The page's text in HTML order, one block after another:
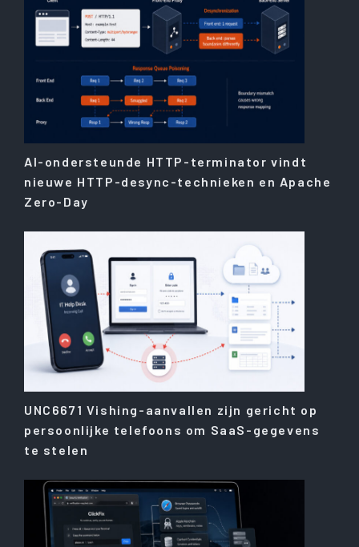
AI-ondersteunde HTTP-terminator vindt
nieuwe HTTP-desync-technieken en Apache
Zero-Day
UNC6671 Vishing-aanvallen zijn gericht op
persoonlijke telefoons om SaaS-gegevens
te stelen